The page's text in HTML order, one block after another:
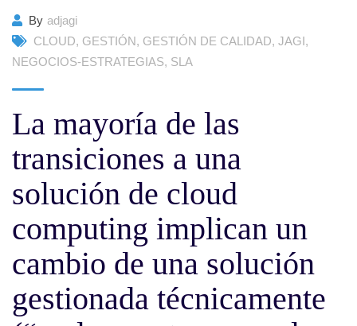
By adjagi
CLOUD, GESTIÓN, GESTIÓN DE CALIDAD, JAGI,
NEGOCIOS-ESTRATEGIAS, SLA
La mayoría de las
transiciones a una
solución de cloud
computing implican un
cambio de una solución
gestionada técnicamente